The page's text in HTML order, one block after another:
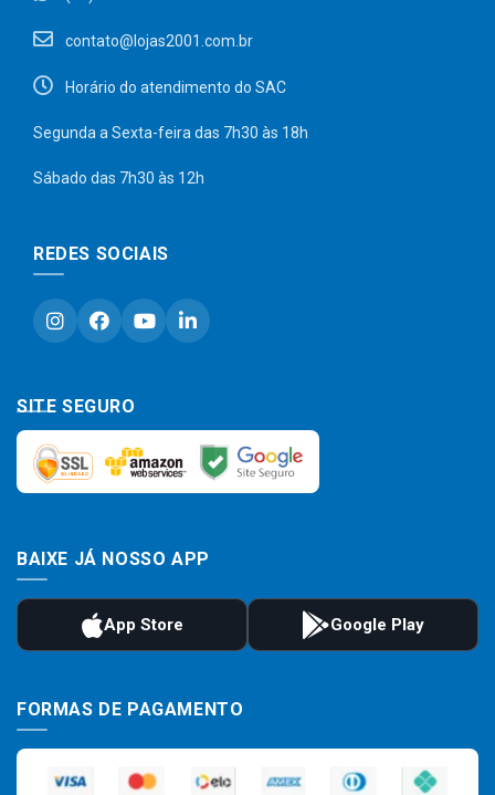
contato@lojas2001.com.br
Horário do atendimento do SAC
Segunda a Sexta-feira das 7h30 às 18h
Sábado das 7h30 às 12h
REDES SOCIAIS
SITE SEGURO
BAIXE JÁ NOSSO APP
FORMAS DE PAGAMENTO